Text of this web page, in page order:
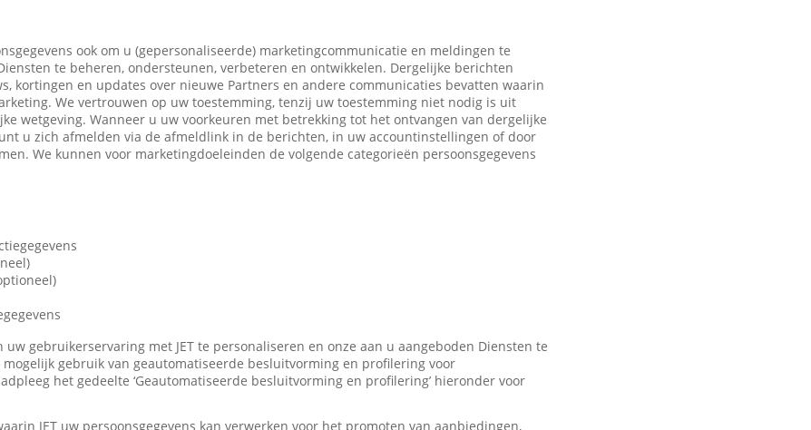
ook om u (gepersonaliseerde) marketingcommunicatie en meldingen te
te beheren, ondersteunen, verbeteren en ontwikkelen. Dergelijke berichten
kortingen en updates over nieuwe Partners en andere communicaties bevatten waarin
We vertrouwen op uw toestemming, tenzij uw toestemming niet nodig is uit
wetgeving. Wanneer u uw voorkeuren met betrekking tot het ontvangen van dergelijke
u zich afmelden via de afmeldlink in de berichten, in uw accountinstellingen of door
We kunnen voor marketingdoeleinden de volgende categorieën persoonsgegevens
gebruikerservaring met JET te personaliseren en onze aan u aangeboden Diensten te
gebruik van geautomatiseerde besluitvorming en profilering voor
het gedeelte ‘Geautomatiseerde besluitvorming en profilering’ hieronder voor
JET uw persoonsgegevens kan verwerken voor het promoten van aanbiedingen,